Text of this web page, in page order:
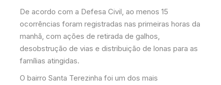
De acordo com a Defesa Civil, ao menos 15
ocorrências foram registradas nas primeiras horas da
manhã, com ações de retirada de galhos,
desobstrução de vias e distribuição de lonas para as
famílias atingidas.
O bairro Santa Terezinha foi um dos mais